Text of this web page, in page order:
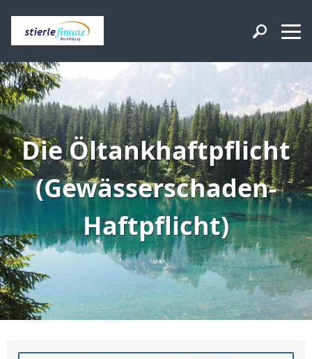
Die Öltankhaftpflicht
(Gewässerschaden-
Haftpflicht)